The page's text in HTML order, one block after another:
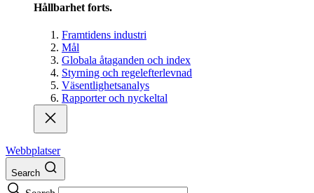
Hållbarhet forts.
Framtidens industri
Mål
Globala åtaganden och index
Styrning och regelefterlevnad
Väsentlighetsanalys
Rapporter och nyckeltal
Webbplatser
Search